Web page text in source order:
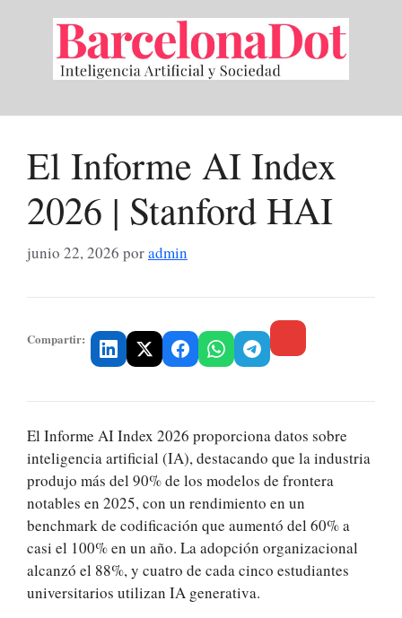
contenido
El Informe AI Index
2026 | Stanford HAI
junio 22, 2026 poradmin
Compartir:
El Informe AI Index 2026 proporciona datos sobre
inteligencia artificial (IA), destacando que la industria
produjo más del 90% de los modelos de frontera
notables en 2025, con un rendimiento en un
benchmark de codificación que aumentó del 60% a
casi el 100% en un año. La adopción organizacional
alcanzó el 88%, y cuatro de cada cinco estudiantes
universitarios utilizan IA generativa.